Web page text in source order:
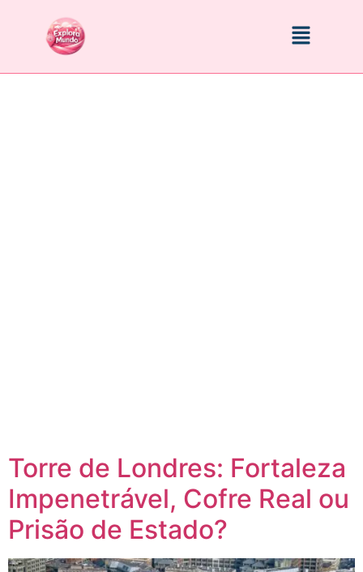
Torre de Londres: Fortaleza
Impenetrável, Cofre Real ou
Prisão de Estado?